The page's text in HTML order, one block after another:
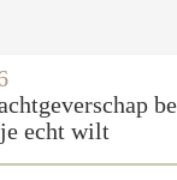
echt wilt